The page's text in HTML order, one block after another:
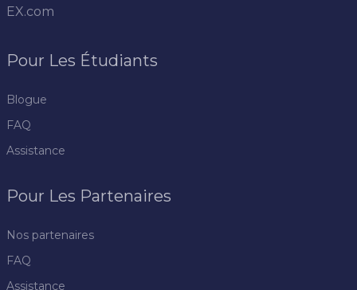
EX.com
Pour Les Étudiants
Blogue
FAQ
Assistance
Pour Les Partenaires
Nos partenaires
FAQ
Assistance